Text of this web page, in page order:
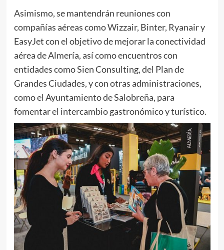
Asimismo, se mantendrán reuniones con
compañías aéreas como Wizzair, Binter, Ryanair y
EasyJet con el objetivo de mejorar la conectividad
aérea de Almería, así como encuentros con
entidades como Sien Consulting, del Plan de
Grandes Ciudades, y con otras administraciones,
como el Ayuntamiento de Salobreña, para
fomentar el intercambio gastronómico y turístico.